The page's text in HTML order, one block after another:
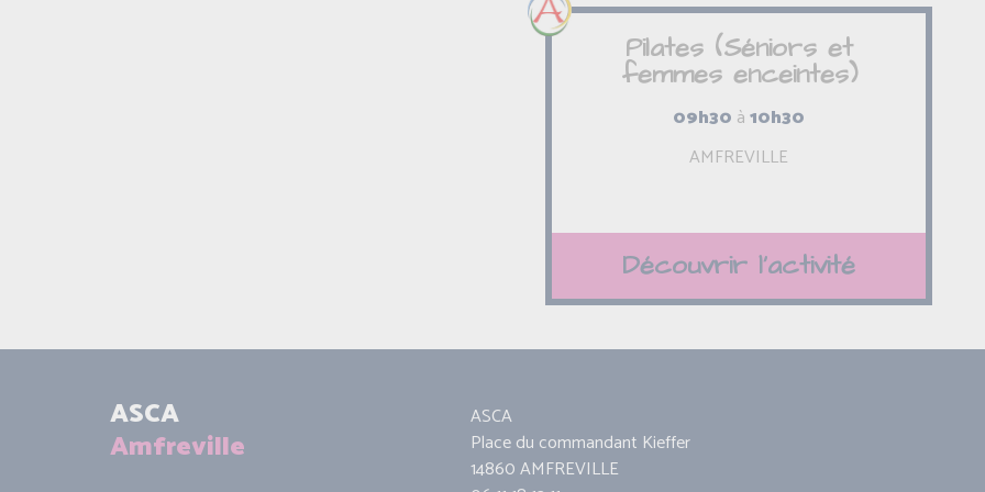
Pilates (Séniors et
femmes enceintes)
09h30 à10h30
AMFREVILLE
Découvrir l'activité
ASCA
Amfreville
ASCA
Place du commandant Kieffer
14860 AMFREVILLE